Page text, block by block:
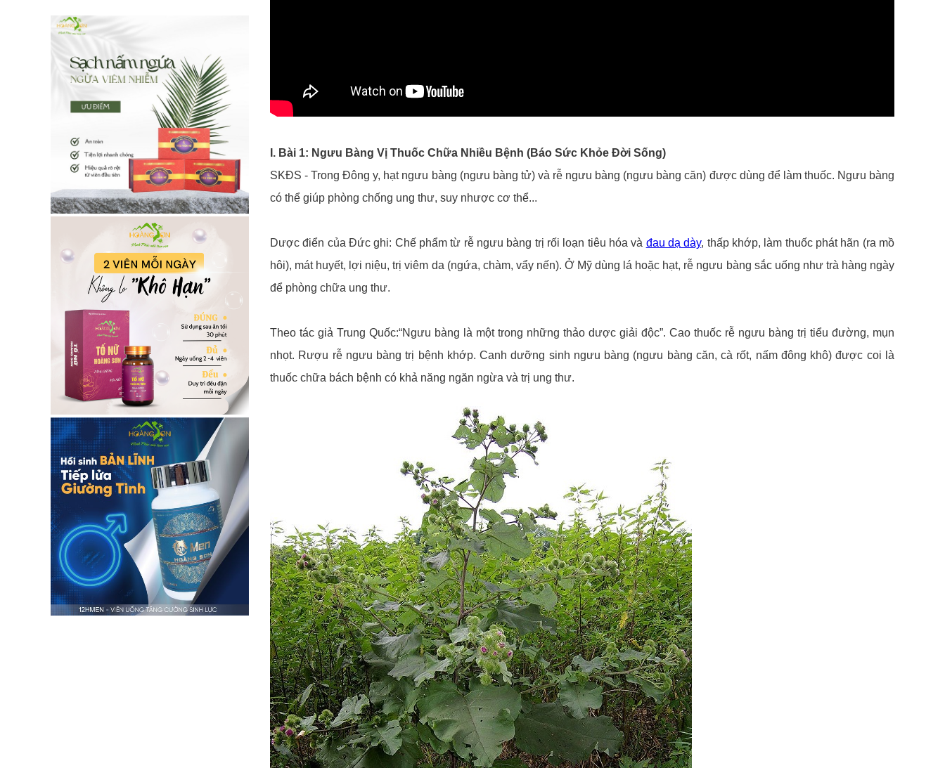
I. Bài 1: Ngưu Bàng Vị Thuốc Chữa Nhiều Bệnh (Báo Sức Khỏe Đời Sống)
SKĐS - Trong Đông y, hạt ngưu bàng (ngưu bàng tử) và rễ ngưu bàng (ngưu bàng căn) được dùng để làm thuốc. Ngưu bàng
có thể giúp phòng chống ung thư, suy nhược cơ thể...
Dược điển của Đức ghi: Chế phẩm từ rễ ngưu bàng trị rối loạn tiêu hóa và đau dạ dày, thấp khớp, làm thuốc phát hãn (ra mồ
hôi), mát huyết, lợi niệu, trị viêm da (ngứa, chàm, vẩy nến). Ở Mỹ dùng lá hoặc hạt, rễ ngưu bàng sắc uống như trà hàng ngày
để phòng chữa ung thư.
Theo tác giả Trung Quốc:“Ngưu bàng là một trong những thảo dược giải độc”. Cao thuốc rễ ngưu bàng trị tiểu đường, mụn
nhọt. Rượu rễ ngưu bàng trị bệnh khớp. Canh dưỡng sinh ngưu bàng (ngưu bàng căn, cà rốt, nấm đông khô) được coi là
thuốc chữa bách bệnh có khả năng ngăn ngừa và trị ung thư.